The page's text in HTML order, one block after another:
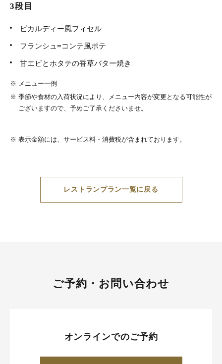
3段目
ピカルディー風フィセル
フランシュ=コンテ風ポテ
甘エビとホタテの香草バター焼き
※ メニュー一例
※ 季節や食材の入荷状況により、メニュー内容が変更となる可能性が
ございますので、予めご了承くださいませ。
※ 表示金額には、サービス料・消費税が含まれております。
レストランプラン一覧に戻る
ご予約・お問い合わせ
オンラインでのご予約